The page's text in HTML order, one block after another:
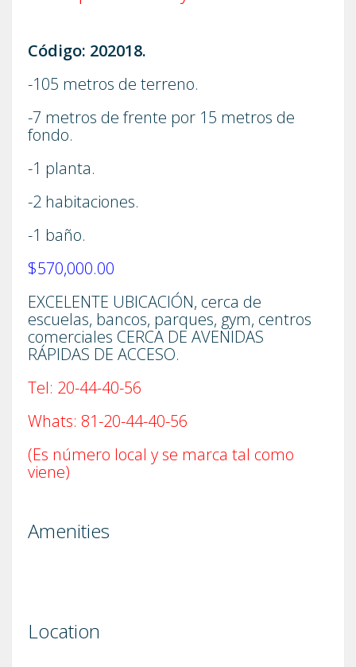
Código: 202018.
-105 metros de terreno.
-7 metros de frente por 15 metros de
fondo.
-1 planta.
-2 habitaciones.
-1 baño.
$570,000.00
EXCELENTE UBICACIÓN, cerca de
escuelas, bancos, parques, gym, centros
comerciales CERCA DE AVENIDAS
RÁPIDAS DE ACCESO.
Tel: 20-44-40-56
Whats: 81-20-44-40-56
(Es número local y se marca tal como
viene)
Amenities
Location